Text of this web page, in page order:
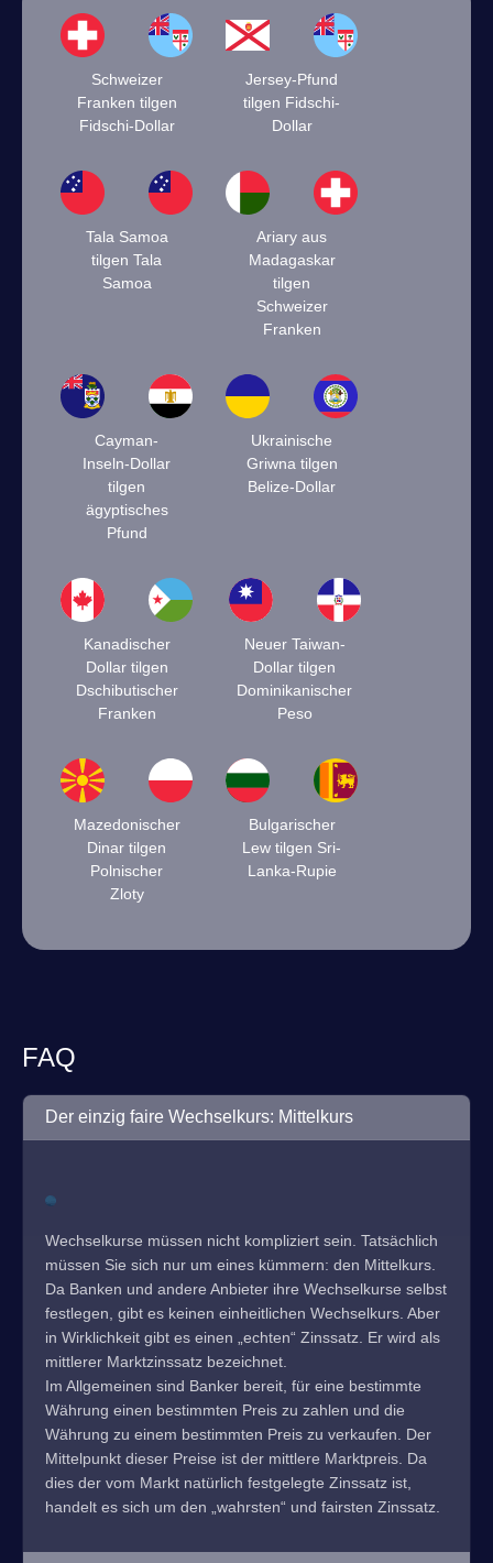
Schweizer
Franken tilgen
Fidschi-Dollar
Jersey-Pfund
tilgen Fidschi-
Dollar
Tala Samoa
tilgen Tala
Samoa
Ariary aus
Madagaskar
tilgen
Schweizer
Franken
Cayman-
Inseln-Dollar
tilgen
ägyptisches
Pfund
Ukrainische
Griwna tilgen
Belize-Dollar
Kanadischer
Dollar tilgen
Dschibutischer
Franken
Neuer Taiwan-
Dollar tilgen
Dominikanischer
Peso
Mazedonischer
Dinar tilgen
Polnischer
Zloty
Bulgarischer
Lew tilgen Sri-
Lanka-Rupie
FAQ
Der einzig faire Wechselkurs: Mittelkurs
Wechselkurse müssen nicht kompliziert sein. Tatsächlich
müssen Sie sich nur um eines kümmern: den Mittelkurs.
Da Banken und andere Anbieter ihre Wechselkurse selbst
festlegen, gibt es keinen einheitlichen Wechselkurs. Aber
in Wirklichkeit gibt es einen „echten“ Zinssatz. Er wird als
mittlerer Marktzinssatz bezeichnet.
Im Allgemeinen sind Banker bereit, für eine bestimmte
Währung einen bestimmten Preis zu zahlen und die
Währung zu einem bestimmten Preis zu verkaufen. Der
Mittelpunkt dieser Preise ist der mittlere Marktpreis. Da
dies der vom Markt natürlich festgelegte Zinssatz ist,
handelt es sich um den „wahrsten“ und fairsten Zinssatz.